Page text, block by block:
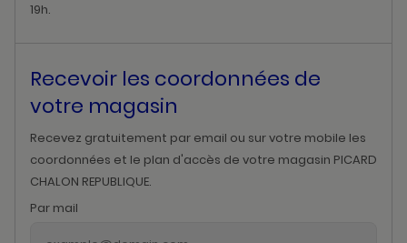
19h.
Recevoir les coordonnées de
votre magasin
Recevez gratuitement par email ou sur votre mobile les
coordonnées et le plan d'accès de votre magasin PICARD
CHALON REPUBLIQUE.
Par mail